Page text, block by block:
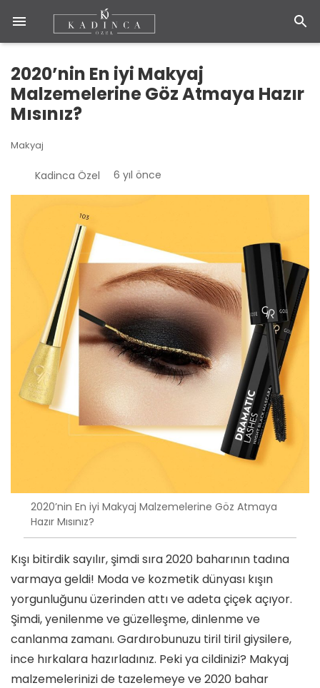
2020’nin En iyi Makyaj
Malzemelerine Göz Atmaya Hazır
Mısınız?
Makyaj
Kadinca Özel 6 yıl önce
2020’nin En iyi Makyaj Malzemelerine Göz Atmaya
Hazır Mısınız?
Kışı bitirdik sayılır, şimdi sıra 2020 baharının tadına
varmaya geldi! Moda ve kozmetik dünyası kışın
yorgunluğunu üzerinden attı ve adeta çiçek açıyor.
Şimdi, yenilenme ve güzelleşme, dinlenme ve
canlanma zamanı. Gardırobunuzu tiril tiril giysilere,
ince hırkalara hazırladınız. Peki ya cildinizi? Makyaj
malzemelerinizi de tazelemeye ve 2020 bahar